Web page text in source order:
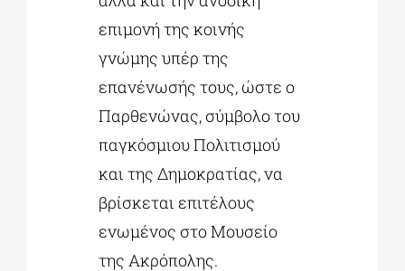
επιμονή της κοινής
γνώμης υπέρ της
επανένωσής τους, ώστε ο
Παρθενώνας, σύμβολο του
παγκόσμιου Πολιτισμού
και της Δημοκρατίας, να
βρίσκεται επιτέλους
ενωμένος στο Μουσείο
της Ακρόπολης.